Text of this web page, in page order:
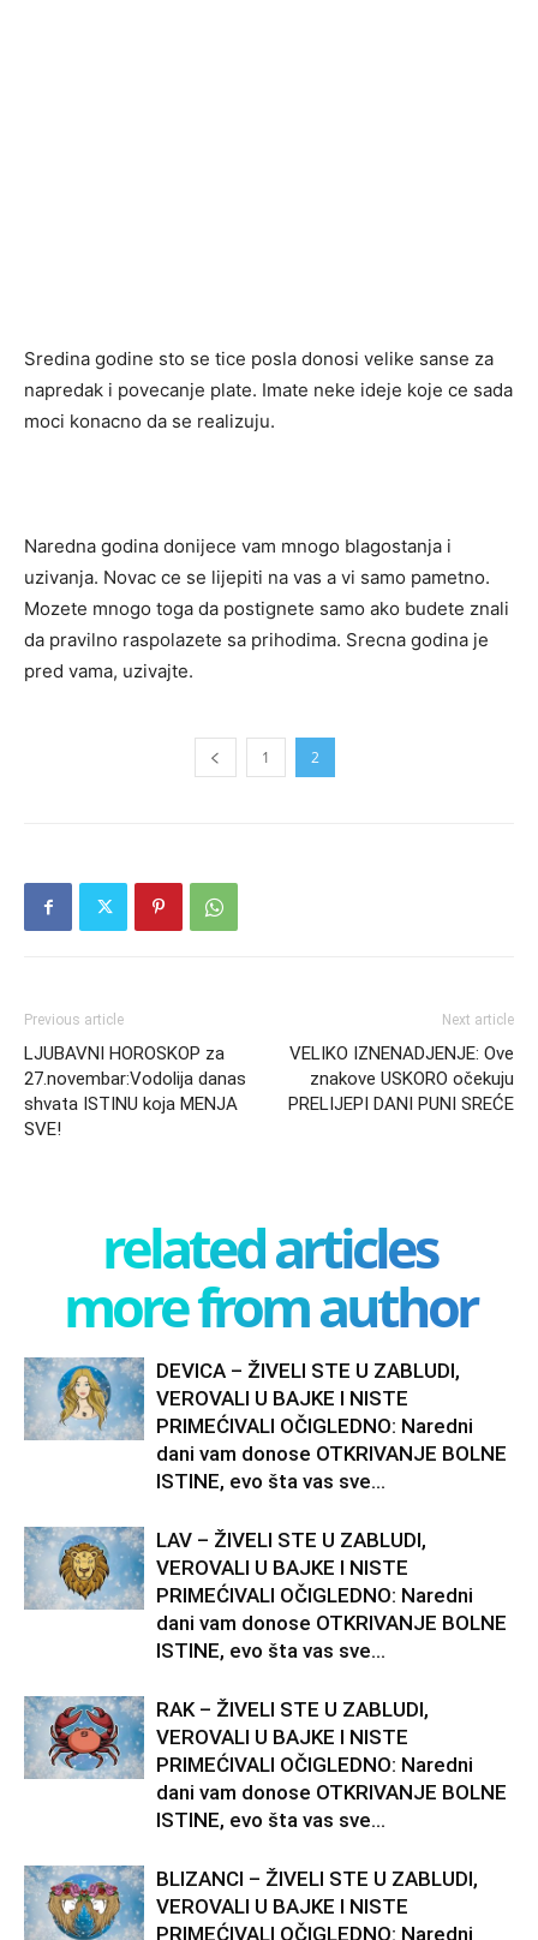
Sredina godine sto se tice posla donosi velike sanse za
napredak i povecanje plate. Imate neke ideje koje ce sada
moci konacno da se realizuju.
Naredna godina donijece vam mnogo blagostanja i
uzivanja. Novac ce se lijepiti na vas a vi samo pametno.
Mozete mnogo toga da postignete samo ako budete znali
da pravilno raspolazete sa prihodima. Srecna godina je
pred vama, uzivajte.
1 2
Previous article
LJUBAVNI HOROSKOP za
27.novembar:Vodolija danas
shvata ISTINU koja MENJA
SVE!
Next article
VELIKO IZNENADJENJE: Ove
znakove USKORO očekuju
PRELIJEPI DANI PUNI SREĆE
related articles
more from author
DEVICA – ŽIVELI STE U ZABLUDI,
VEROVALI U BAJKE I NISTE
PRIMEĆIVALI OČIGLEDNO: Naredni
dani vam donose OTKRIVANJE BOLNE
ISTINE, evo šta vas sve...
LAV – ŽIVELI STE U ZABLUDI,
VEROVALI U BAJKE I NISTE
PRIMEĆIVALI OČIGLEDNO: Naredni
dani vam donose OTKRIVANJE BOLNE
ISTINE, evo šta vas sve...
RAK – ŽIVELI STE U ZABLUDI,
VEROVALI U BAJKE I NISTE
PRIMEĆIVALI OČIGLEDNO: Naredni
dani vam donose OTKRIVANJE BOLNE
ISTINE, evo šta vas sve...
BLIZANCI – ŽIVELI STE U ZABLUDI,
VEROVALI U BAJKE I NISTE
PRIMEĆIVALI OČIGLEDNO: Naredni